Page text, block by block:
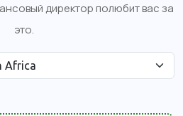
директор полюбит вас за
это.